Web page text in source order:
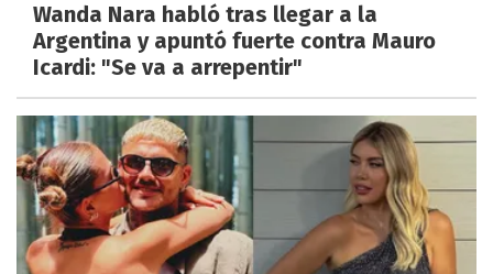
Wanda Nara habló tras llegar a la
Argentina y apuntó fuerte contra Mauro
Icardi: "Se va a arrepentir"